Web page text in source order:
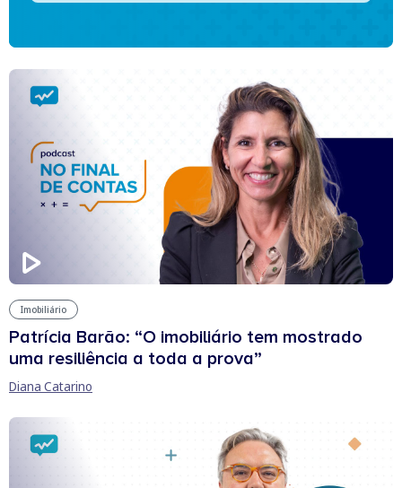
Imobiliário
Patrícia Barão: “O imobiliário tem mostrado
uma resiliência a toda a prova”
Diana Catarino